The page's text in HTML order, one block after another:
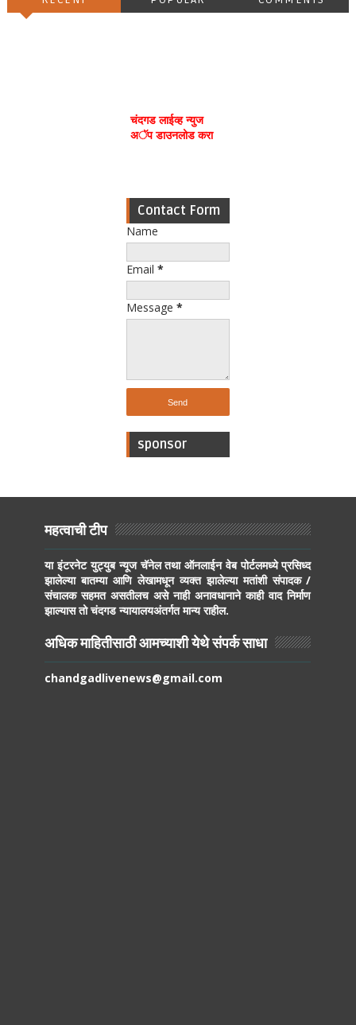
चंदगड लाईव्ह न्युज
अॅप डाउनलोड करा
Contact Form
Name
Email *
Message *
sponsor
महत्वाची टीप
या इंटरनेट युट्युब न्यूज चॅनेल तथा ऑनलाईन वेब पोर्टलमध्ये प्रसिध्द
झालेल्या बातम्या आणि लेखामधून व्यक्त झालेल्या मतांशी संपादक /
संचालक सहमत असतीलच असे नाही अनावधानाने काही वाद निर्माण
झाल्यास तो चंदगड न्यायालयअंतर्गत मान्य राहील.
अधिक माहितीसाठी आमच्याशी येथे संपर्क साधा
chandgadlivenews@gmail.com